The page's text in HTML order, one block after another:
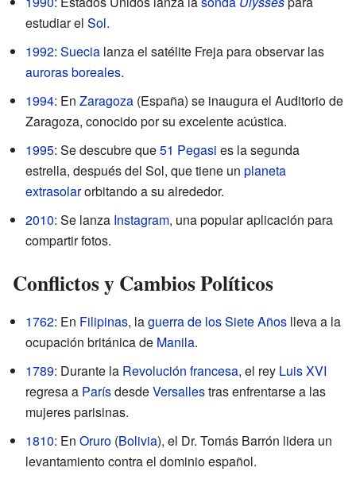
estudiar el Sol.
1992: Suecia lanza el satélite Freja para observar las
auroras boreales.
1994: En Zaragoza (España) se inaugura el Auditorio de
Zaragoza, conocido por su excelente acústica.
1995: Se descubre que51 Pegasi es la segunda
estrella, después del Sol, que tiene un planeta
extrasolarorbitando a su alrededor.
2010: Se lanza Instagram, una popular aplicación para
compartir fotos.
Conflictos y Cambios Políticos
1762: En Filipinas, laguerra de los Siete Años lleva a la
ocupación británica de Manila.
1789: Durante la Revolución francesa, el rey Luis XVI
regresa a ParísdesdeVersallestras enfrentarse a las
mujeres parisinas.
1810: En Oruro (Bolivia), el Dr. Tomás Barrón lidera un
levantamiento contra el dominio español.